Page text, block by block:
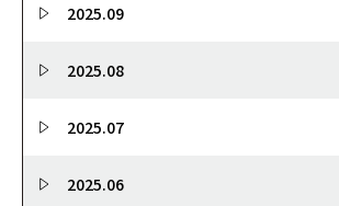
2025.09
2025.08
2025.07
2025.06